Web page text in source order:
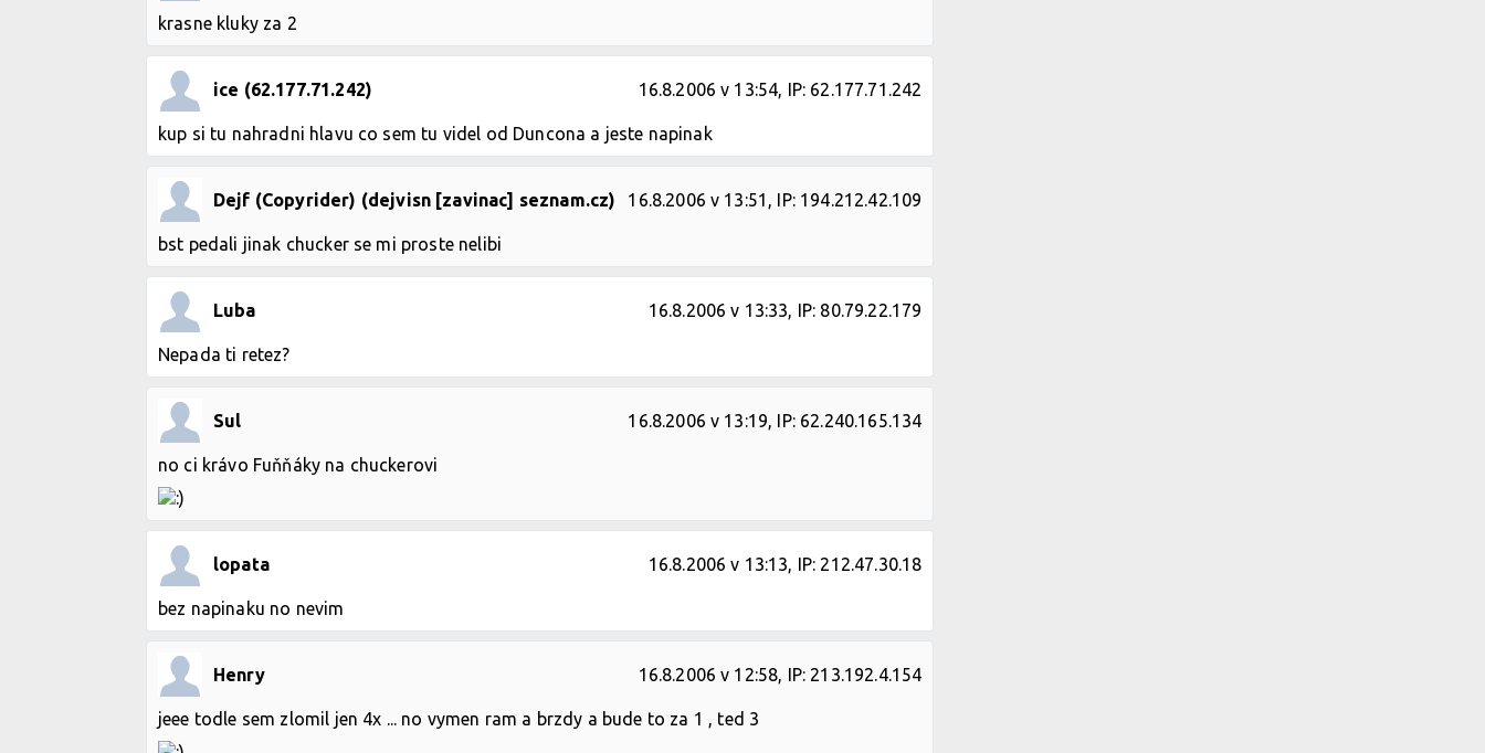
krasne kluky za 2
ice (62.177.71.242) 16.8.2006 v 13:54, IP: 62.177.71.242
kup si tu nahradni hlavu co sem tu videl od Duncona a jeste napinak
Dejf (Copyrider) (dejvisn [zavinac] seznam.cz) 16.8.2006 v 13:51, IP: 194.212.42.109
bst pedali jinak chucker se mi proste nelibi
Luba 16.8.2006 v 13:33, IP: 80.79.22.179
Nepada ti retez?
Sul 16.8.2006 v 13:19, IP: 62.240.165.134
no ci krávo Fuňňáky na chuckerovi
lopata 16.8.2006 v 13:13, IP: 212.47.30.18
bez napinaku no nevim
Henry 16.8.2006 v 12:58, IP: 213.192.4.154
jeee todle sem zlomil jen 4x ... no vymen ram a brzdy a bude to za 1 , ted 3